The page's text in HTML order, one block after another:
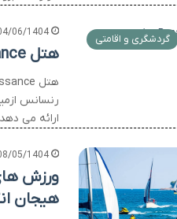
گردشگری و اقامتی 06/1404
هتل Renaissance: امکانات ورزشی (راهنمای جامع)
رنسانس
ارائه می
05/1404
ورزش
هیجان